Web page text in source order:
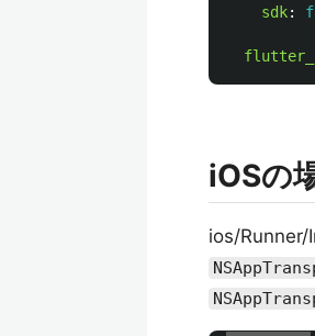
sdk:
iOSの
ios/Runner/